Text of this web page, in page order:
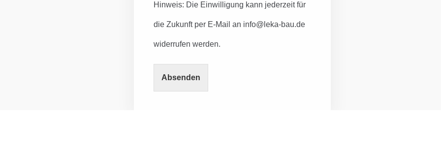
Hinweis: Die Einwilligung kann jederzeit für
die Zukunft per E-Mail an info@leka-bau.de
widerrufen werden.
Absenden